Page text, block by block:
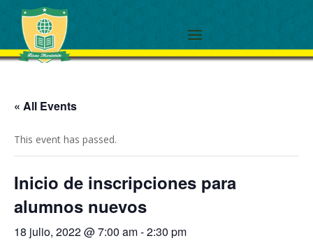
« All Events
This event has passed.
Inicio de inscripciones para
alumnos nuevos
18 julio, 2022 @ 7:00 am-2:30 pm